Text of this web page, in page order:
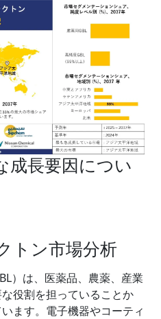
成長要因につい
トン市場分析
）は、医薬品、農薬、産業
役割を担っていることか
ます。電子機器やコーティ